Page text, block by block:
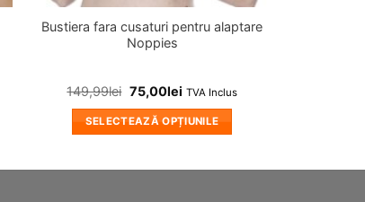
Bustiera fara cusaturi pentru alaptare
Noppies
149,99lei 75,00lei TVA Inclus
SELECTEAZĂ OPȚIUNILE